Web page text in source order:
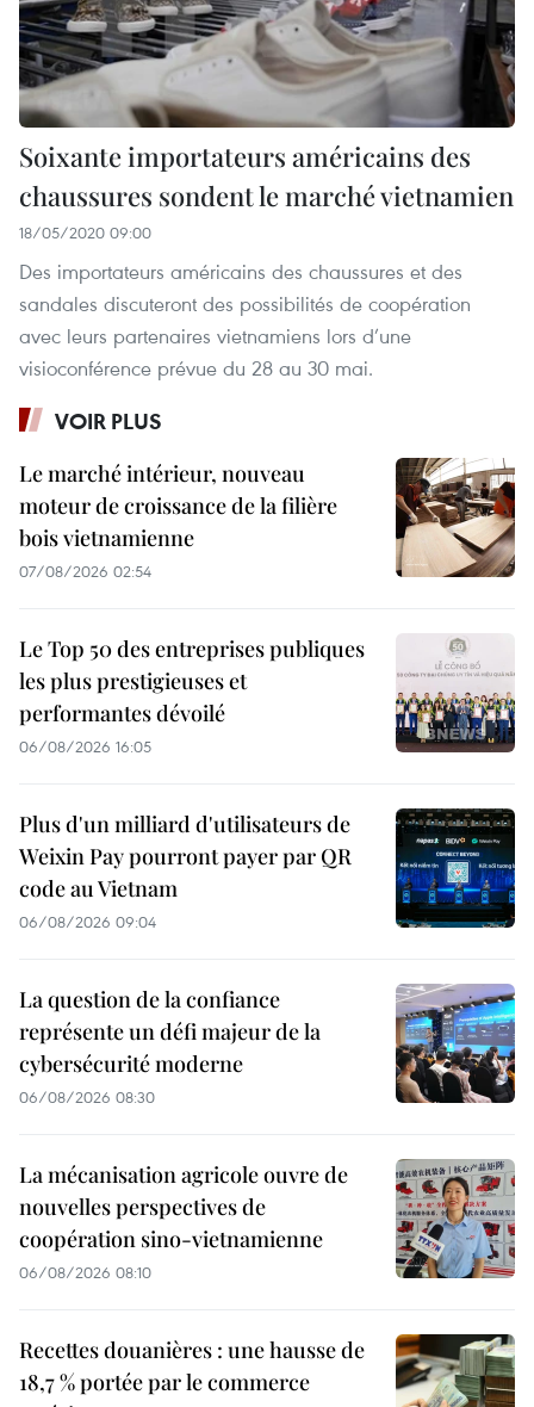
Soixante importateurs américains des
chaussures sondent le marché vietnamien
18/05/2020 09:00
Des importateurs américains des chaussures et des
sandales discuteront des possibilités de coopération
avec leurs partenaires vietnamiens lors d’une
visioconférence prévue du 28 au 30 mai.
VOIR PLUS
Le marché intérieur, nouveau
moteur de croissance de la filière
bois vietnamienne
07/08/2026 02:54
Le Top 50 des entreprises publiques
les plus prestigieuses et
performantes dévoilé
06/08/2026 16:05
Plus d'un milliard d'utilisateurs de
Weixin Pay pourront payer par QR
code au Vietnam
06/08/2026 09:04
La question de la confiance
représente un défi majeur de la
cybersécurité moderne
06/08/2026 08:30
La mécanisation agricole ouvre de
nouvelles perspectives de
coopération sino-vietnamienne
06/08/2026 08:10
Recettes douanières : une hausse de
18,7 % portée par le commerce